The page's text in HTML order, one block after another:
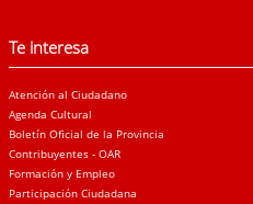
Te interesa
Atención al Ciudadano
Agenda Cultural
Boletín Oficial de la Provincia
Contribuyentes - OAR
Formación y Empleo
Participación Ciudadana